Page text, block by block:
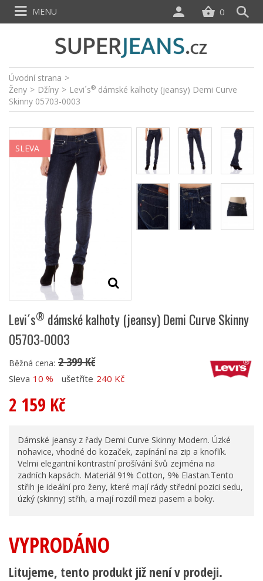
Úvodní strana >
Ženy > Džíny > Levi´s® dámské kalhoty (jeansy) Demi Curve
Skinny 05703-0003
SLEVA
Levi´s® dámské kalhoty (jeansy) Demi Curve Skinny
05703-0003
Běžná cena: 2 399 Kč
Sleva 10 % ušetříte 240 Kč
2 159 Kč
Dámské jeansy z řady Demi Curve Skinny Modern. Úzké
nohavice, vhodné do kozaček, zapínání na zip a knoflík.
Velmi elegantní kontrastní prošívání švů zejména na
zadních kapsách. Materiál 91% Cotton, 9% Elastan.Tento
střih je ideální pro ženy, které mají rády střední pozici sedu,
úzký (skinny) střih, a mají rozdíl mezi pasem a boky.
VYPRODÁNO
Litujeme, tento produkt již není v prodeji.
0
MENU